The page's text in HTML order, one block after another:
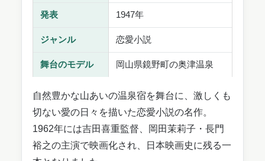
発表 1947年
ジャンル 恋愛小説
舞台のモデル 岡山県鏡野町の奥津温泉
自然豊かな山あいの温泉宿を舞台に、激しくも
切ない愛の日々を描いた恋愛小説の名作。
1962年には吉田喜重監督、岡田茉莉子・長門
裕之の主演で映画化され、日本映画史に残る一